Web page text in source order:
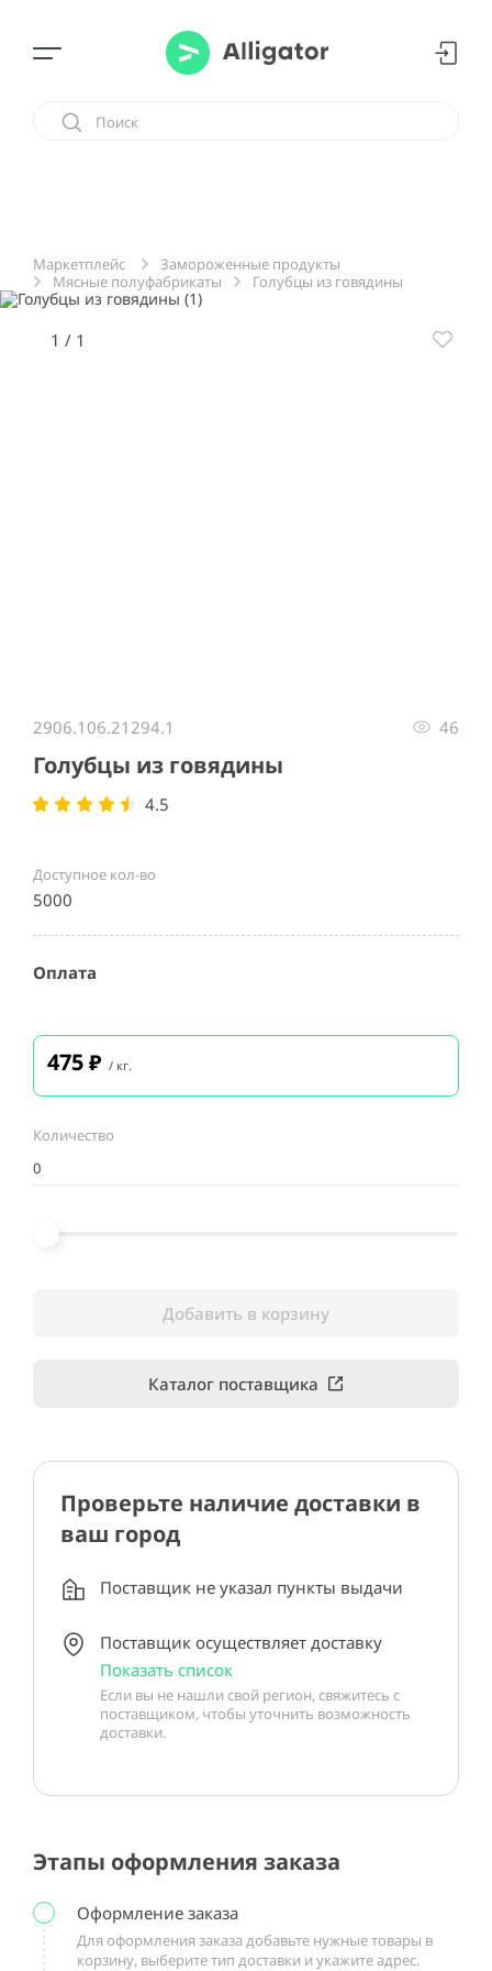
Маркетплейс
Замороженные продукты
Мясные полуфабрикаты
Голубцы из говядины
1 / 1
2906.106.21294.1 46
Голубцы из говядины
4.5
Доступное кол-во
5000
Оплата
475₽ / кг.
Количество
Добавить в корзину
Каталог поставщика
Проверьте наличие доставки в
ваш город
Поставщик не указал пункты выдачи
Поставщик осуществляет доставку
Показать список
Если вы не нашли свой регион, свяжитесь с
поставщиком, чтобы уточнить возможность
доставки.
Этапы оформления заказа
Оформление заказа
Для оформления заказа добавьте нужные товары в
корзину, выберите тип доставки и укажите адрес.